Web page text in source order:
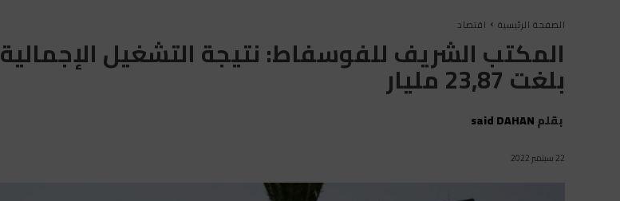
الصفحة الرئيسية اقتصاد
المكتب الشريف للفوسفاط: نتيجة التشغيل الإجمالية
بلغت 23,87 مليار
بقلمsaid DAHAN
22 سبتمبر 2022